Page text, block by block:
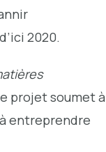
2020.
projet soumet à
entreprendre